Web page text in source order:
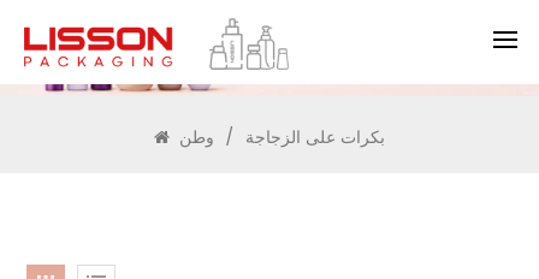
يبحث
/ بكرات على الزجاجة